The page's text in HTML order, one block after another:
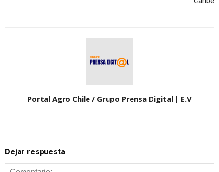
Portal Agro Chile / Grupo Prensa Digital | E.V
Dejar respuesta